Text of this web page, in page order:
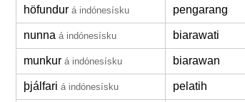
höfundur á indónesísku pengarang
nunna á indónesísku biarawati
munkur á indónesísku biarawan
þjálfari á indónesísku pelatih